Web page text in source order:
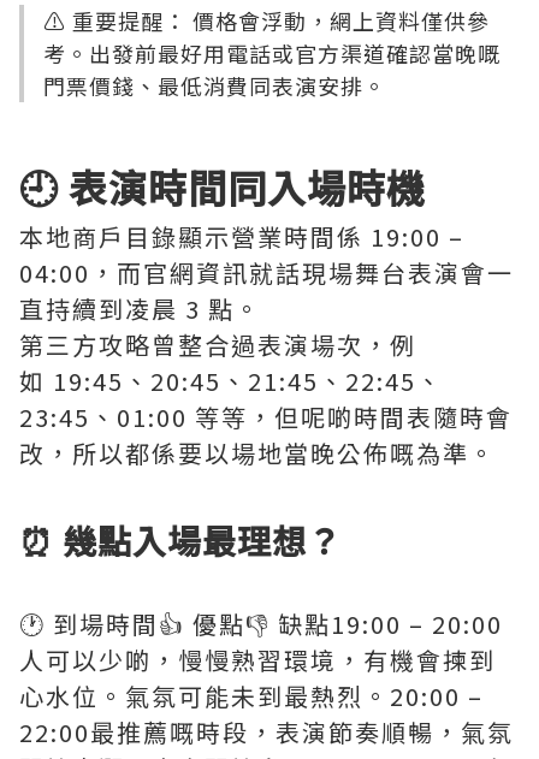
⚠️ 重要提醒： 價格會浮動，網上資料僅供參
考。出發前最好用電話或官方渠道確認當晚嘅
門票價錢、最低消費同表演安排。
🕘 表演時間同入場時機
本地商戶目錄顯示營業時間係 19:00 –
04:00，而官網資訊就話現場舞台表演會一
直持續到凌晨 3 點。
第三方攻略曾整合過表演場次，例
如 19:45、20:45、21:45、22:45、
23:45、01:00 等等，但呢啲時間表隨時會
改，所以都係要以場地當晚公佈嘅為準。
⏰ 幾點入場最理想？
🕐 到場時間👍 優點👎 缺點19:00 – 20:00
人可以少啲，慢慢熟習環境，有機會揀到
心水位。氣氛可能未到最熱烈。20:00 –
22:00最推薦嘅時段，表演節奏順暢，氣氛